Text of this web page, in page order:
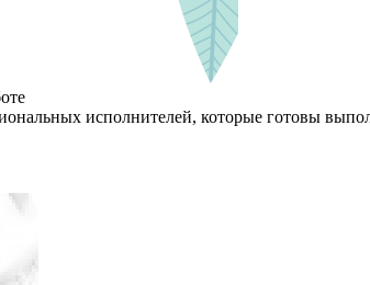
исполнителей, которые готовы